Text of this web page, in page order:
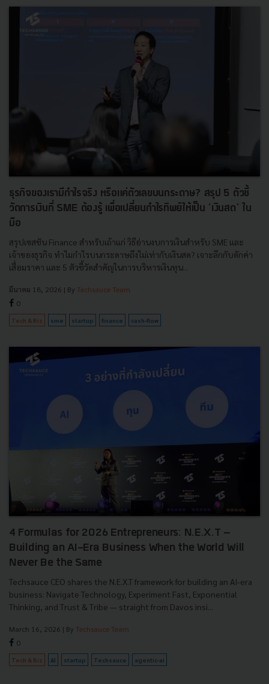
ธุรกิจของเรามีกำไรจริง หรือแค่ตัวเลขบนกระดาษ? สรุป 5 ตัวชี้
วัดการเงินที่ SME ต้องรู้ เพื่อเปลี่ยนกำไรทิพย์ให้เป็น ‘เงินสด’ ใน
มือ
สรุปเซสชัน Finance สำหรับเถ้าแก่ วิธีอ่านงบการเงินสำหรับ SME และ
เจ้าของธุรกิจ ทำไมกำไรบนกระดาษถึงไม่เท่ากับเงินสด? เจาะลึกกับดักค่า
เสื่อมราคา และ 5 ตัวชี้วัดสำคัญในการบริหารเงินทุน...
มีนาคม 18, 2026 | By Techsauce Team
0
Tech & Biz sme startup finance cash-flow
4 Formulas for 2026 Entrepreneurs: N.E.X.T –
Building an AI-Era Business When the World Will
Never Be the Same
Techsauce CEO shares the N.E.X.T framework for building an AI-era
business: Navigate Technology, Experiment Fast, Exponential
Thinking, and Trust & Tribe — straight from Davos insi...
March 16, 2026 | By Techsauce Team
0
Tech & Biz AI startup Techsauce agentic-ai